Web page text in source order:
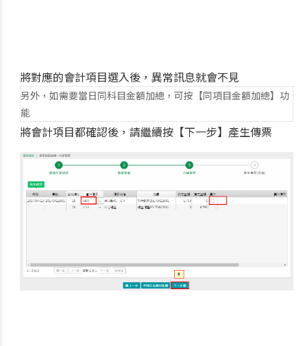
將對應的會計項目選入後，異常訊息就會不見
另外，如需要當日同科目金額加總，可按【同項目金額加總】功
能
將會計項目都確認後，請繼續按【下一步】產生傳票